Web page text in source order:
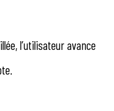
l’utilisateur avance